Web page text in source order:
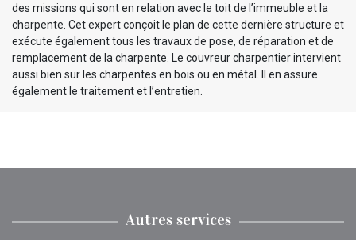
des missions qui sont en relation avec le toit de l’immeuble et la
charpente. Cet expert conçoit le plan de cette dernière structure et
exécute également tous les travaux de pose, de réparation et de
remplacement de la charpente. Le couvreur charpentier intervient
aussi bien sur les charpentes en bois ou en métal. Il en assure
également le traitement et l’entretien.
Autres services